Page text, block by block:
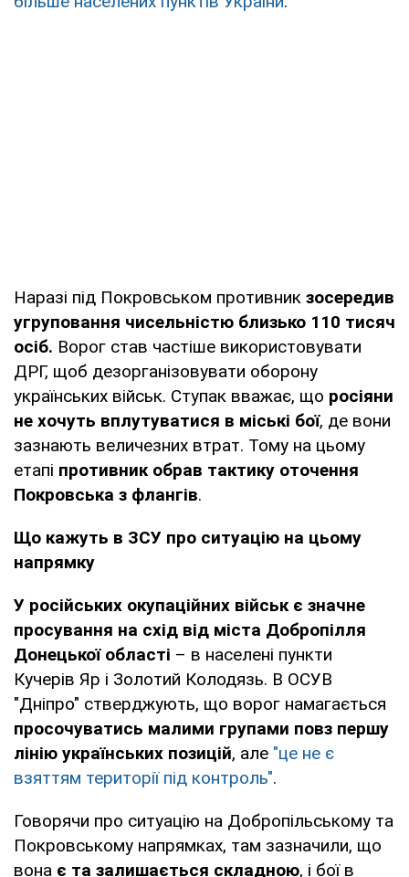
Наразі під Покровськом противник зосередив
угруповання чисельністю близько 110 тисяч
осіб. Ворог став частіше використовувати
ДРГ, щоб дезорганізовувати оборону
українських військ. Ступак вважає, що росіяни
не хочуть вплутуватися в міські бої, де вони
зазнають величезних втрат. Тому на цьому
етапі противник обрав тактику оточення
Покровська з флангів.
Що кажуть в ЗСУ про ситуацію на цьому
напрямку
У російських окупаційних військ є значне
просування на схід від міста Добропілля
Донецької області – в населені пункти
Кучерів Яр і Золотий Колодязь. В ОСУВ
"Дніпро" стверджують, що ворог намагається
просочуватись малими групами повз першу
лінію українських позицій, але "це не є
взяттям території під контроль".
Говорячи про ситуацію на Добропільському та
Покровському напрямках, там зазначили, що
вона є та залишається складною, і бої в